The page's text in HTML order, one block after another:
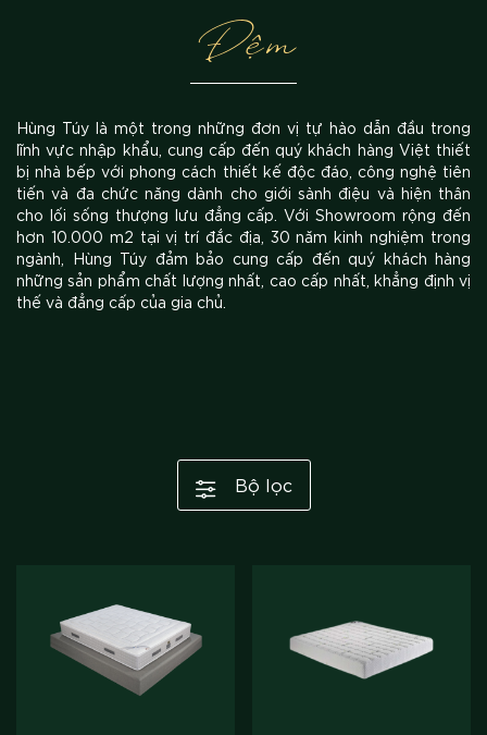
Đệm
Hùng Túy là một trong những đơn vị tự hào dẫn đầu trong
lĩnh vực nhập khẩu, cung cấp đến quý khách hàng Việt thiết
bị nhà bếp với phong cách thiết kế độc đáo, công nghệ tiên
tiến và đa chức năng dành cho giới sành điệu và hiện thân
cho lối sống thượng lưu đẳng cấp. Với Showroom rộng đến
hơn 10.000 m2 tại vị trí đắc địa, 30 năm kinh nghiệm trong
ngành, Hùng Túy đảm bảo cung cấp đến quý khách hàng
những sản phẩm chất lượng nhất, cao cấp nhất, khẳng định vị
thế và đẳng cấp của gia chủ.
Bộ lọc